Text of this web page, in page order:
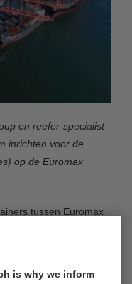
is why we inform
en reefer-specialist
inrichten voor de
op de Euromax
tussen Euromax
de empty depots